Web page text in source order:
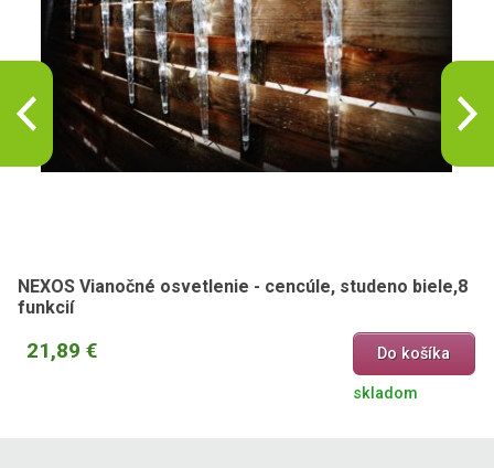
NEXOS Vianočné osvetlenie - cencúle, studeno biele,8
funkcií
21,89 € Do košíka
skladom